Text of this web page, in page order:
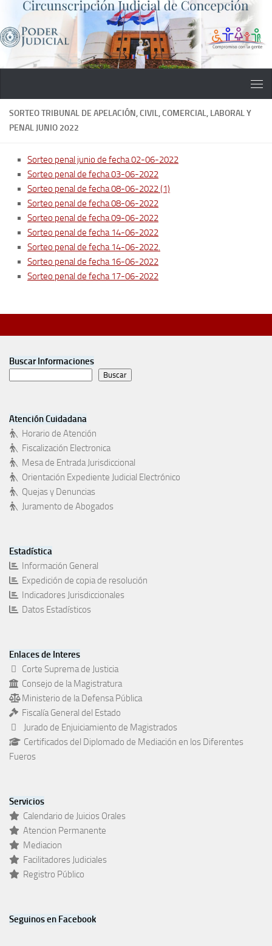
Saltar al contenido
SORTEO TRIBUNAL DE APELACIÓN, CIVIL, COMERCIAL, LABORAL Y
PENAL JUNIO 2022
Sorteo penal junio de fecha 02-06-2022
Sorteo penal de fecha 03-06-2022
Sorteo penal de fecha 08-06-2022 (1)
Sorteo penal de fecha 08-06-2022
Sorteo penal de fecha 09-06-2022
Sorteo penal de fecha 14-06-2022
Sorteo penal de fecha 14-06-2022.
Sorteo penal de fecha 16-06-2022
Sorteo penal de fecha 17-06-2022
Buscar Informaciones
Buscar
Atención Cuidadana
Horario de Atención
Fiscalización Electronica
Mesa de Entrada Jurisdiccional
Orientación Expediente Judicial Electrónico
Quejas y Denuncias
Juramento de Abogados
Estadística
Información General
Expedición de copia de resolución
Indicadores Jurisdiccionales
Datos Estadísticos
Enlaces de Interes
Corte Suprema de Justicia
Consejo de la Magistratura
Ministerio de la Defensa Pública
Fiscalía General del Estado
Jurado de Enjuiciamiento de Magistrados
Certificados del Diplomado de Mediación en los Diferentes
Fueros
Servicios
Calendario de Juicios Orales
Atencion Permanente
Mediacion
Facilitadores Judiciales
Registro Público
Seguinos en Facebook